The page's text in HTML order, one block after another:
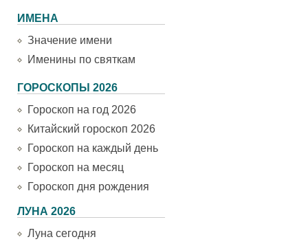
ИМЕНА
Значение имени
Именины по святкам
ГОРОСКОПЫ 2026
Гороскоп на год 2026
Китайский гороскоп 2026
Гороскоп на каждый день
Гороскоп на месяц
Гороскоп дня рождения
ЛУНА 2026
Луна сегодня